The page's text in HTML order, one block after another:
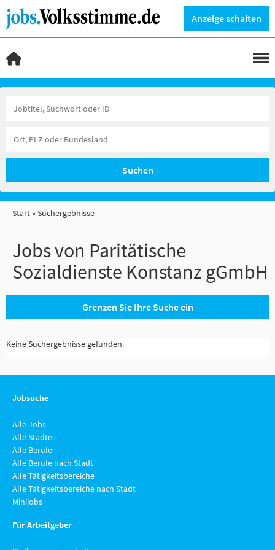
Anzeige schalten
Suchen
Start Suchergebnisse
Jobs von Paritätische
Sozialdienste Konstanz gGmbH
Grenzen Sie Ihre Suche ein
Keine Suchergebnisse gefunden.
Jobsuche
Alle Jobs
Alle Städte
Alle Berufe
Alle Berufe nach Stadt
Alle Tätigkeitsbereiche
Alle Tätigkeitsbereiche nach Stadt
Minijobs
Für Arbeitgeber